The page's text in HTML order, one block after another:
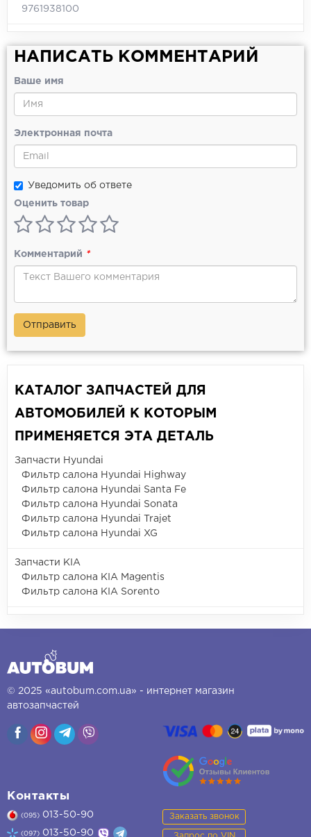
9761938100
НАПИСАТЬ КОММЕНТАРИЙ
Ваше имя
Электронная почта
Уведомить об ответе
Оценить товар
Комментарий *
Отправить
КАТАЛОГ ЗАПЧАСТЕЙ ДЛЯ
АВТОМОБИЛЕЙ К КОТОРЫМ
ПРИМЕНЯЕТСЯ ЭТА ДЕТАЛЬ
Запчасти Hyundai
Фильтр салона Hyundai Highway
Фильтр салона Hyundai Santa Fe
Фильтр салона Hyundai Sonata
Фильтр салона Hyundai Trajet
Фильтр салона Hyundai XG
Запчасти KIA
Фильтр салона KIA Magentis
Фильтр салона KIA Sorento
© 2025 «autobum.com.ua» - интернет магазин
автозапчастей
Контакты
(095) 013-50-90
(097) 013-50-90
Заказать звонок